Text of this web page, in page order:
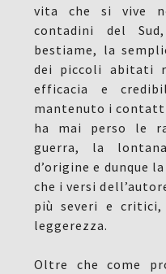
vita che si vive
contadini del
bestiame, la
dei piccoli abitati
efficacia e
mantenuto i
ha mai perso le
guerra, la
d’origine e dunque
che i versi
più severi e
leggerezza.
Oltre che come